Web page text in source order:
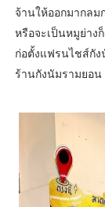
จ้านให้ออกมากลม
หรือจะเป็นหมูย่าง
ก่อตั้งแฟรนไชส์กัง
ร้านกังนัมรามยอน